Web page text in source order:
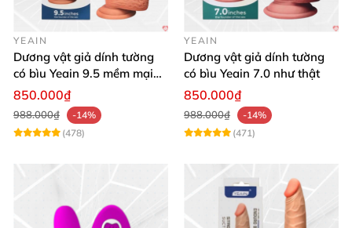
YEAIN
Dương vật giả dính tường
có bìu Yeain 9.5 mềm mại
thật
850.000₫
988.000₫
-14%
(478)
YEAIN
Dương vật giả dính tường
có bìu Yeain 7.0 như thật
850.000₫
988.000₫
-14%
(471)